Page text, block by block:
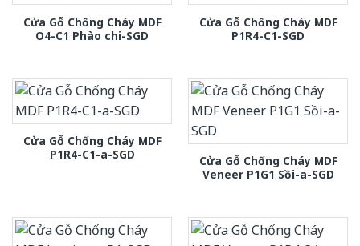
Cửa Gỗ Chống Cháy MDF
O4-C1 Phào chi-SGD
Cửa Gỗ Chống Cháy MDF
P1R4-C1-SGD
Cửa Gỗ Chống Cháy MDF
P1R4-C1-a-SGD
Cửa Gỗ Chống Cháy MDF
Veneer P1G1 Sồi-a-SGD